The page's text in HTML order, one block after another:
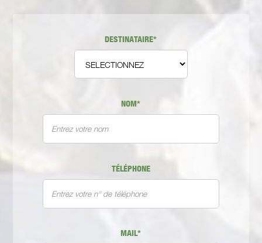
DESTINATAIRE*
NOM*
TÉLÉPHONE
MAIL*